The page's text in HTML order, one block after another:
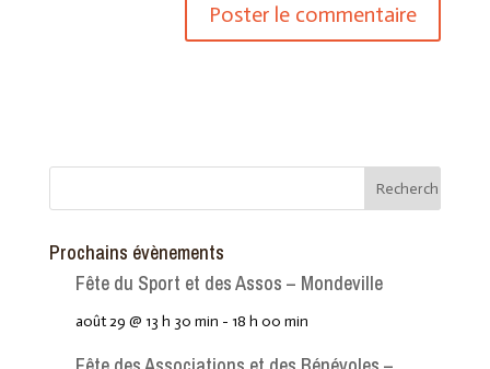
Prochains évènements
Fête du Sport et des Assos – Mondeville
août 29 @ 13 h 30 min - 18 h 00 min